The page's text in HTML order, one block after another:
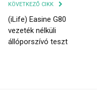
KÖVETKEZŐ CIKK
(iLife) Easine G80
vezeték nélküli
állóporszívó teszt